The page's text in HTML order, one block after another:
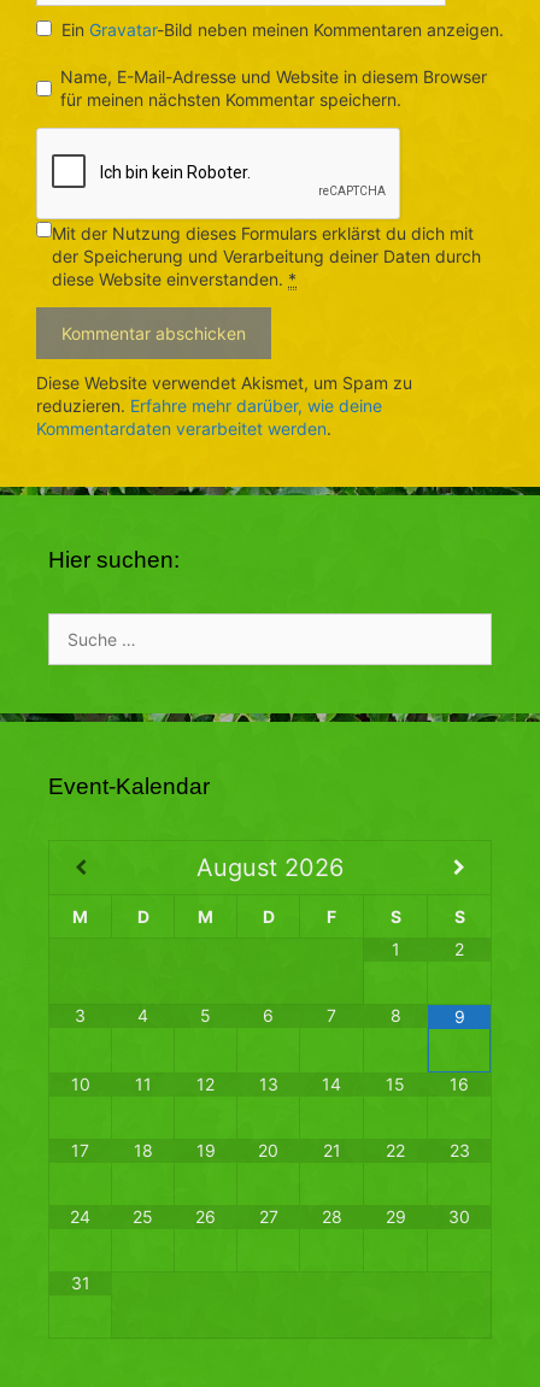
Ein Gravatar-Bild neben meinen Kommentaren anzeigen.
Name, E-Mail-Adresse und Website in diesem Browser
für meinen nächsten Kommentar speichern.
Mit der Nutzung dieses Formulars erklärst du dich mit
der Speicherung und Verarbeitung deiner Daten durch
diese Website einverstanden. *
Diese Website verwendet Akismet, um Spam zu
reduzieren. Erfahre mehr darüber, wie deine
Kommentardaten verarbeitet werden.
Hier suchen:
nach:
Event-Kalendar
August 2026
M D M D F S
S
1
2
3 4 5 6 7 8 9
10 11 12 13 14 15 16
17 18 19 20 21 22 23
24 25 26 27 28 29 30
31